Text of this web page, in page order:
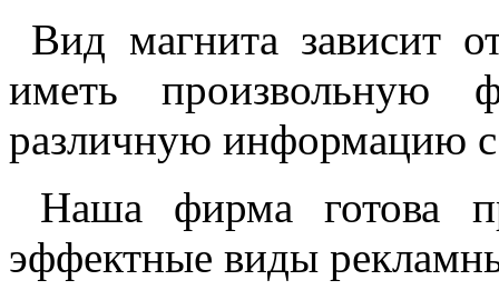
Вид магнита зависит
иметь произвольную
различную информацию
Наша фирма готова
эффектные виды